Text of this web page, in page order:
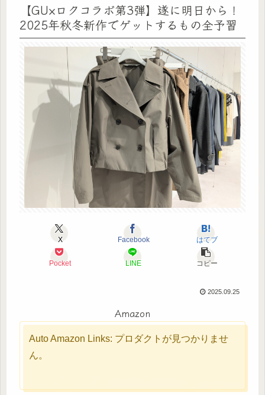
【GU×ロクコラボ第3弾】遂に明日から！
2025年秋冬新作でゲットするもの全予習
X Facebook はてブ
Pocket LINE コピー
2025.09.25
Amazon
Auto Amazon Links: プロダクトが見つかりませ
ん。